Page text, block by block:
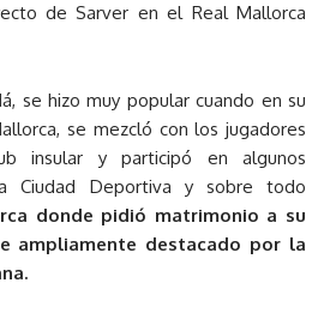
de Sarver en el Real Mallorca
se hizo muy popular cuando en su
se mezcló con los jugadores
insular y participó en algunos
Ciudad Deportiva y sobre todo
donde pidió matrimonio a su
ampliamente destacado por la